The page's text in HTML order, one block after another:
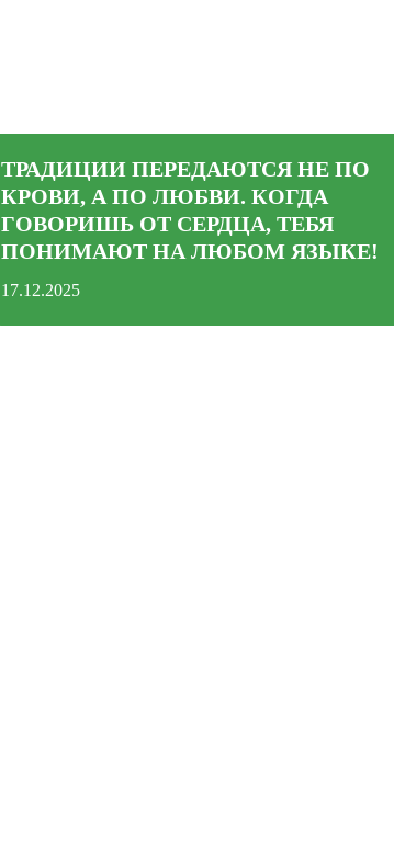
ТРАДИЦИИ ПЕРЕДАЮТСЯ НЕ ПО
КРОВИ, А ПО ЛЮБВИ. КОГДА
ГОВОРИШЬ ОТ СЕРДЦА, ТЕБЯ
ПОНИМАЮТ НА ЛЮБОМ ЯЗЫКЕ!
17.12.2025